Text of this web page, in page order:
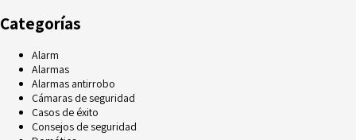
Categorías
Alarm
Alarmas
Alarmas antirrobo
Cámaras de seguridad
Casos de éxito
Consejos de seguridad